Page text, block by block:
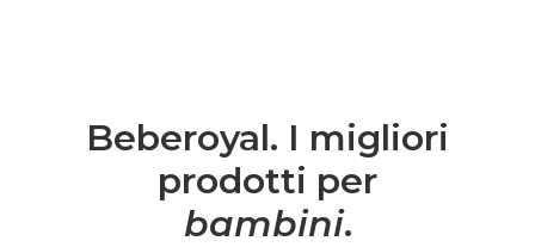
Beberoyal. I migliori
prodotti per
bambini.